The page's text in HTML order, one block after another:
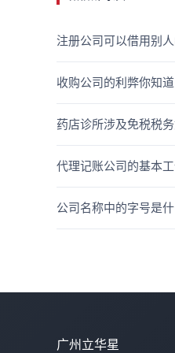
注册公司可以借用别
收购公司的利弊你知道
药店诊所涉及免税税
代理记账公司的基本
公司名称中的字号是
广州立华星